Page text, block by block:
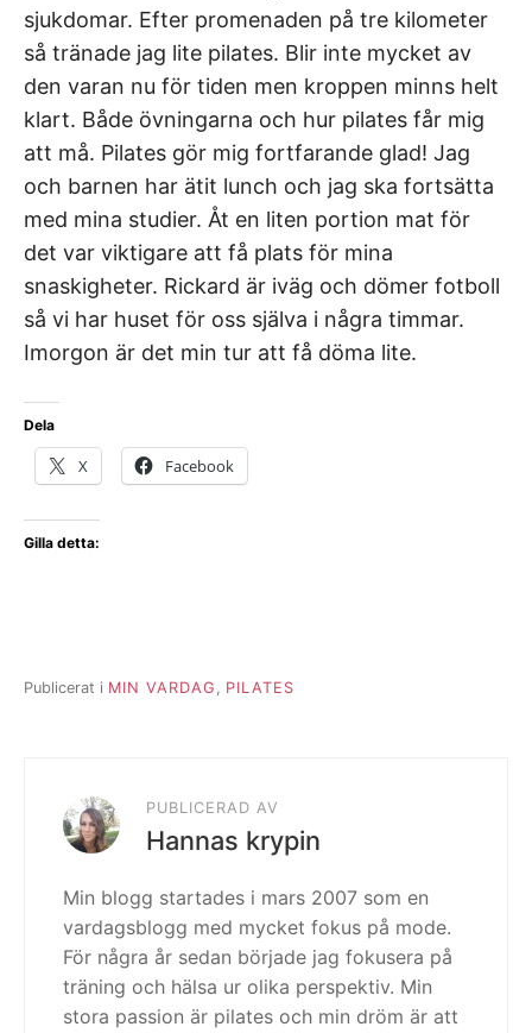
sjukdomar. Efter promenaden på tre kilometer
så tränade jag lite pilates. Blir inte mycket av
den varan nu för tiden men kroppen minns helt
klart. Både övningarna och hur pilates får mig
att må. Pilates gör mig fortfarande glad! Jag
och barnen har ätit lunch och jag ska fortsätta
med mina studier. Åt en liten portion mat för
det var viktigare att få plats för mina
snaskigheter. Rickard är iväg och dömer fotboll
så vi har huset för oss själva i några timmar.
Imorgon är det min tur att få döma lite.
Dela
X Facebook
Gilla detta:
Publicerat i MIN VARDAG PILATES
PUBLICERAD AV
Hannas krypin
Min blogg startades i mars 2007 som en
vardagsblogg med mycket fokus på mode.
För några år sedan började jag fokusera på
träning och hälsa ur olika perspektiv. Min
stora passion är pilates och min dröm är att